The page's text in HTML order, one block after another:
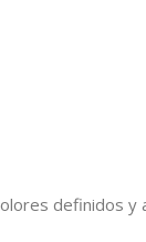
definidos